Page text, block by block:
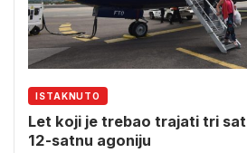
ISTAKNUTO
Let koji je trebao trajati tri
12-satnu agoniju